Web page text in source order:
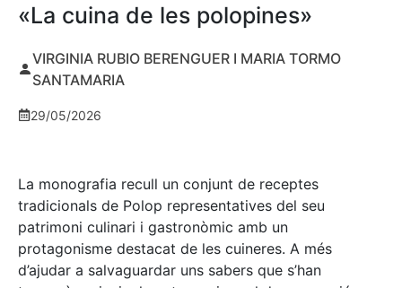
«La cuina de les polopines»
VIRGINIA RUBIO BERENGUER I MARIA TORMO
SANTAMARIA
29/05/2026
La monografia recull un conjunt de receptes
tradicionals de Polop representatives del seu
patrimoni culinari i gastronòmic amb un
protagonisme destacat de les cuineres. A més
d’ajudar a salvaguardar uns sabers que s’han